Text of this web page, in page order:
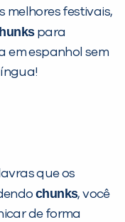
melhores festivais,
para
em espanhol sem
que os
chunks, você
de forma